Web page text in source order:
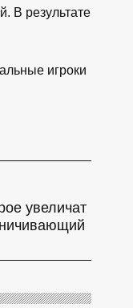
В результате
игроки
увеличат